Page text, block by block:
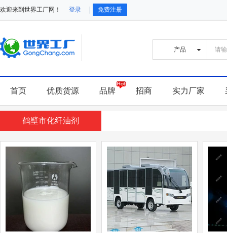
欢迎来到世界工厂网！ 登录 免费注册
首页 优质货源 品牌 招商 实力厂家
鹤壁市化纤油剂